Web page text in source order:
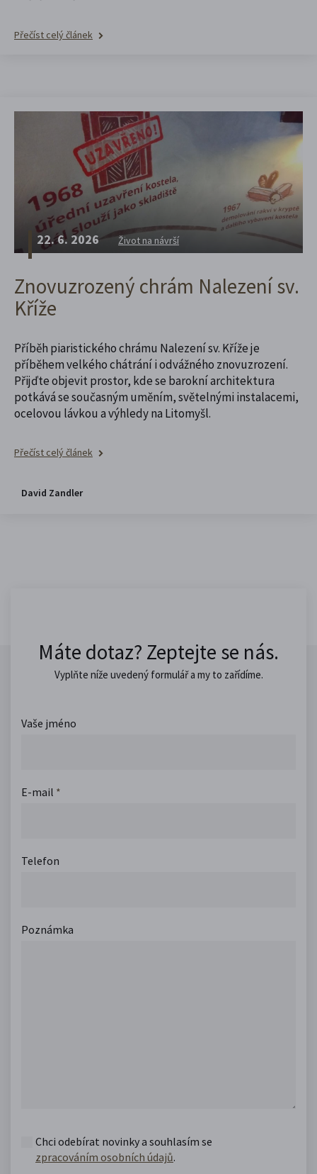
Přečíst celý článek
22. 6. 2026 Život na návrší
Znovuzrozený chrám Nalezení sv.
Kříže
Příběh piaristického chrámu Nalezení sv. Kříže je
příběhem velkého chátrání i odvážného znovuzrození.
Přijďte objevit prostor, kde se barokní architektura
potkává se současným uměním, světelnými instalacemi,
ocelovou lávkou a výhledy na Litomyšl.
Přečíst celý článek
David Zandler
Máte dotaz? Zeptejte se nás.
Vyplňte níže uvedený formulář a my to zařídíme.
Vaše jméno
E-mail *
Telefon
Poznámka
Chci odebírat novinky a souhlasím se
zpracováním osobních údajů.